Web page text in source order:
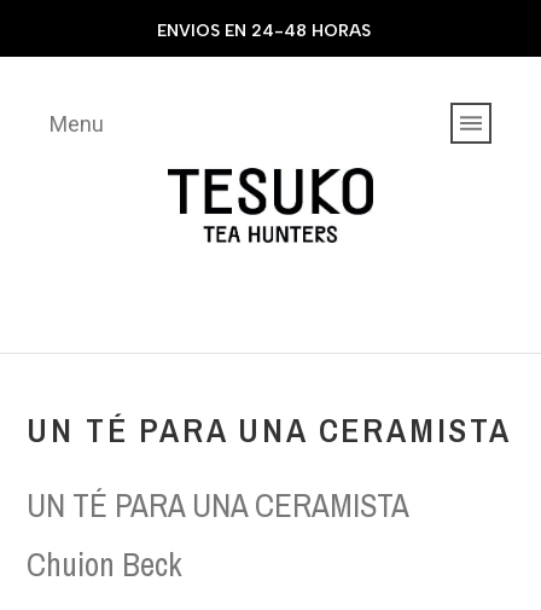
ENVIOS EN 24-48 HORAS
Menu
UN TÉ PARA UNA CERAMISTA
UN TÉ PARA UNA CERAMISTA
Chuion Beck